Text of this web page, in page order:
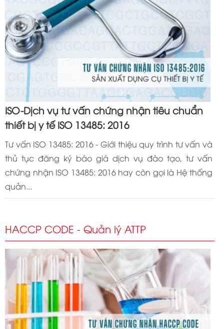
ISO-Dịch vụ tư vấn chứng nhận tiêu chuẩn
thiết bị y tế ISO 13485: 2016
Tư vấn ISO 13485: 2016 - Giới thiệu quy trình tư vấn và
thủ tục đăng ký báo giá dịch vụ đào tạo, tư vấn
chứng nhận ISO 13485: 2016 hay còn gọi là Hệ thống
quản...
HACCP CODE - Quản lý ATTP